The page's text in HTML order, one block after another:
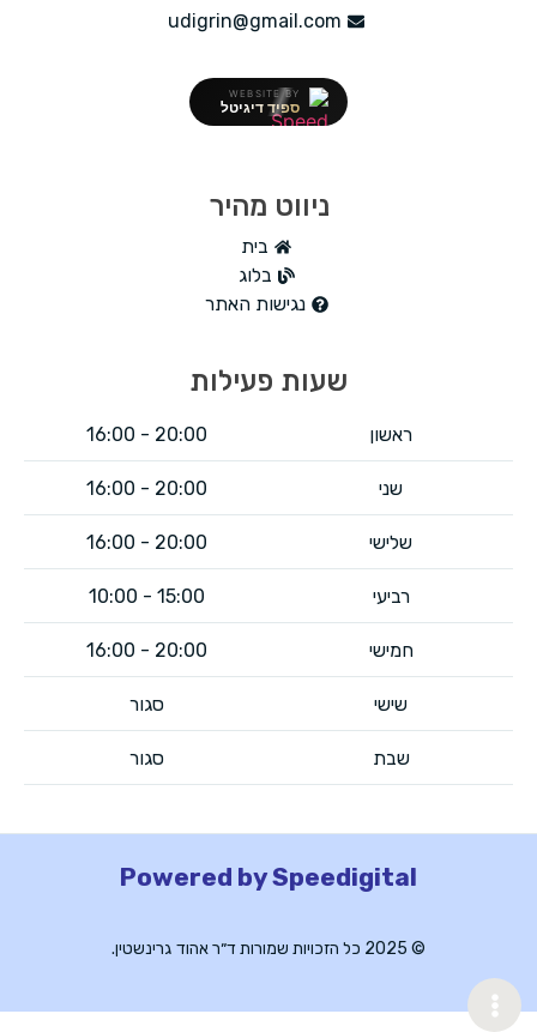
udigrin@gmail.com
WEBSITE BY
ספיד דיגיטל
ניווט מהיר
בית
בלוג
נגישות האתר
שעות פעילות
ראשון 20:00 - 16:00
שני 20:00 - 16:00​
שלישי 20:00 - 16:00
רביעי 15:00 - 10:00
חמישי 20:00 - 16:00​
שישי סגור
שבת סגור
Powered by Speedigital
© 2025 כל הזכויות שמורות ד״ר אהוד גרינשטין.